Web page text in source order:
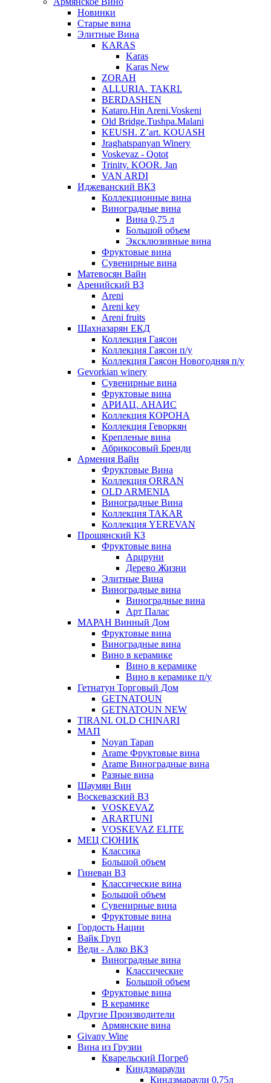
Новинки
Старые вина
Элитные Вина
KARAS
Karas
Karas New
ZORAH
ALLURIA. TAKRI.
BERDASHEN
Kataro.Hin Areni.Voskeni
Old Bridge.Tushpa.Malani
KEUSH. Z’art. KOUASH
Jraghatspanyan Winery
Voskevaz - Qotot
Trinity. KOOR. Jan
VAN ARDI
Иджеванский ВКЗ
Коллекционные вина
Виноградные вина
Вина 0,75 л
Большой объем
Эксклюзивные вина
Фруктовые вина
Cувенирные вина
Матевосян Вайн
Аренийский ВЗ
Areni
Areni key
Areni fruits
Шахназарян ЕКД
Коллекция Гаясон
Коллекция Гаясон п/у
Коллекция Гаясон Новогодняя п/у
Gevorkian winery
Сувенирные вина
Фруктовые вина
АРИАЦ. АНАИС
Коллекция КОРОНА
Коллекция Геворкян
Крепленые вина
Абрикосовый Бренди
Армения Вайн
Фруктовые Вина
Коллекция ORRAN
OLD ARMENIA
Виноградные Вина
Коллекция TAKAR
Коллекция YEREVAN
Прошянский КЗ
Фруктовые вина
Арцруни
Дерево Жизни
Элитные Вина
Виноградные вина
Виноградные вина
Арт Палас
МАРАН Винный Дом
Фруктовые вина
Виноградные вина
Вино в керамике
Вино в керамике
Вино в керамике п/у
Гетнатун Торговый Дом
GETNATOUN
GETNATOUN NEW
TIRANI. OLD CHINARI
МАП
Noyan Tapan
Arame Фруктовые вина
Arame Виноградные вина
Разные вина
Шаумян Вин
Воскевазский ВЗ
VOSKEVAZ
ARARTUNI
VOSKEVAZ ELITE
МЕЦ СЮНИК
Классика
Большой объем
Гиневан ВЗ
Классические вина
Большой объем
Сувенирные вина
Фруктовые вина
Гордость Нации
Вайк Груп
Веди - Алко ВКЗ
Виноградные вина
Классические
Большой объем
Фруктовые вина
В керамике
Другие Производители
Армянские вина
Givany Wine
Вина из Грузии
Кварельский Погреб
Киндзмараули
Киндзмараули 0,75л